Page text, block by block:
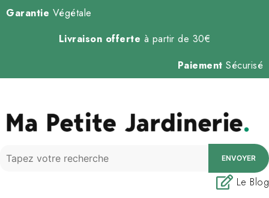
Garantie Végétale
Livraison offerte à partir de 30€
Paiement Sécurisé
ENVOYER
Le Blog